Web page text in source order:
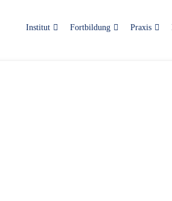
Institut Fortbildung Praxis